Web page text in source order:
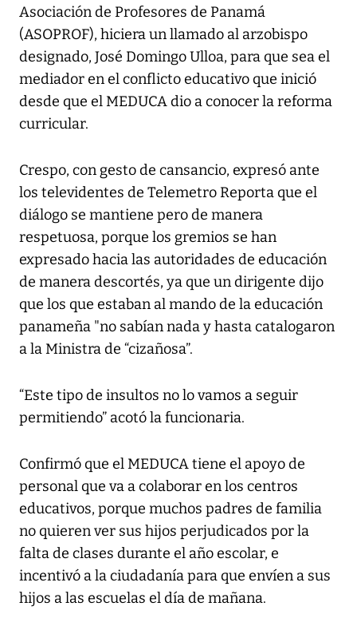
Asociación de Profesores de Panamá
(ASOPROF), hiciera un llamado al arzobispo
designado, José Domingo Ulloa, para que sea el
mediador en el conflicto educativo que inició
desde que el MEDUCA dio a conocer la reforma
curricular.
Crespo, con gesto de cansancio, expresó ante
los televidentes de Telemetro Reporta que el
diálogo se mantiene pero de manera
respetuosa, porque los gremios se han
expresado hacia las autoridades de educación
de manera descortés, ya que un dirigente dijo
que los que estaban al mando de la educación
panameña "no sabían nada y hasta catalogaron
a la Ministra de “cizañosa”.
“Este tipo de insultos no lo vamos a seguir
permitiendo” acotó la funcionaria.
Confirmó que el MEDUCA tiene el apoyo de
personal que va a colaborar en los centros
educativos, porque muchos padres de familia
no quieren ver sus hijos perjudicados por la
falta de clases durante el año escolar, e
incentivó a la ciudadanía para que envíen a sus
hijos a las escuelas el día de mañana.